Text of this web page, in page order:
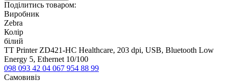
Поділитись товаром:
Виробник
Zebra
Колір
білий
TT Printer ZD421-HC Healthcare, 203 dpi, USB, Bluetooth Low
Energy 5, Ethernet 10/100
098 093 42 04 067 954 88 99
Самовивіз